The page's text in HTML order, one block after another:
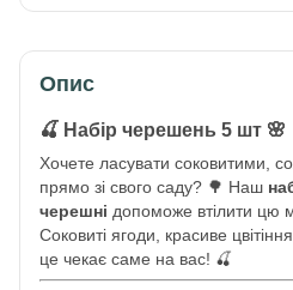
Опис
🍒 Набір черешень 5 шт 🌸
Хочете ласувати соковитими,
прямо зі свого саду? 🌳 Наш
черешні допоможе втілити цю
Соковиті ягоди, красиве
це чекає саме на вас! 🍒